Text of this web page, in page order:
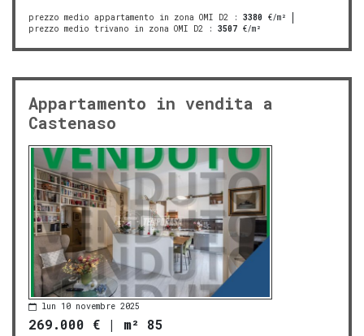
prezzo medio appartamento in zona OMI D2 : 3380 €/m²
prezzo medio trivano in zona OMI D2 : 3507 €/m²
Appartamento in vendita a
Castenaso
lun 10 novembre 2025
269.000 € | m² 85